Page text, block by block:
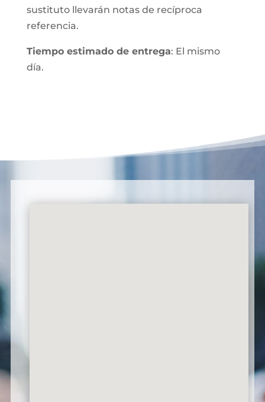
sustituto llevarán notas de recíproca
referencia.
Tiempo estimado de entrega: El mismo
día.